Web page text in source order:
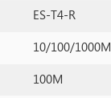
ES-T4-R
10/100/1000M
100M